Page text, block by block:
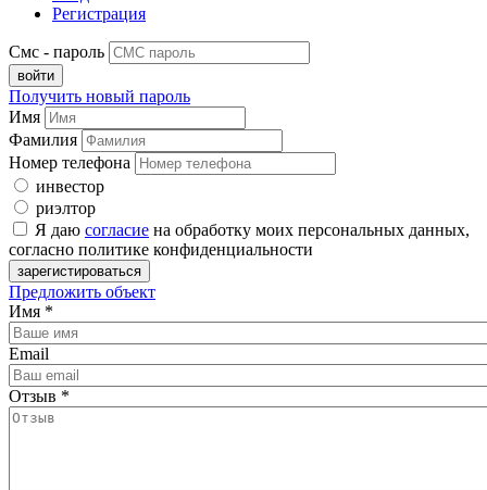
Регистрация
Смс - пароль
Получить новый пароль
Имя
Фамилия
Номер телефона
инвестор
риэлтор
Я даю согласие на обработку моих персональных данных,
согласно политике конфиденциальности
Предложить объект
Имя *
Email
Отзыв *